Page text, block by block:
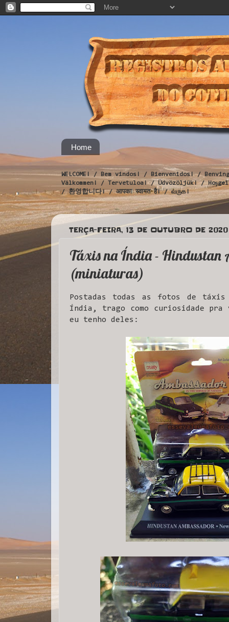
Home
WELCOME! / Bem vindos! / Bienvenidos! /
Välkommen! / Tervetuloa! / Üdvözöljük! /
/ 환영합니다! / आपका स्वागत है! / வருக!
TERÇA-FEIRA, 13 DE OUTUBRO DE 2020
Táxis na Índia - Hindustan
(miniaturas)
Postadas todas as fotos de
Índia, trago como curiosidade pra
eu tenho deles: